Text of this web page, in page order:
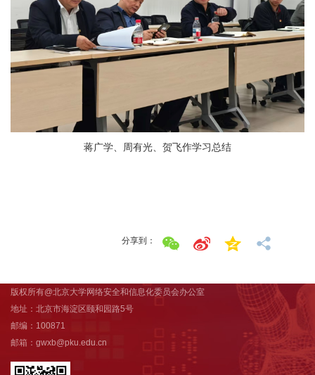
蒋广学、周有光、贺飞作学习总结
分享到：
版权所有@北京大学网络安全和信息化委员会办公室
地址：北京市海淀区颐和园路5号
邮编：100871
邮箱：gwxb@pku.edu.cn